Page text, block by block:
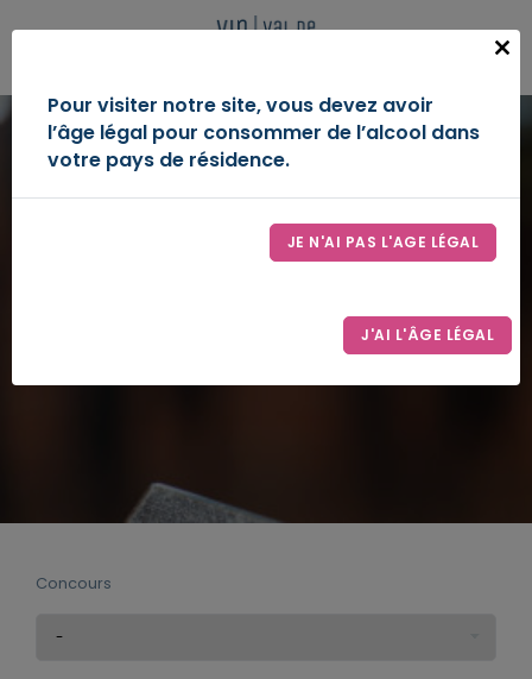
IGP VAL DE LOIRE
DÉCOUVREZ-NOUS
Les médaillés
Concours
Close
Pour visiter notre site, vous devez avoir
l’âge légal pour consommer de l’alcool dans
votre pays de résidence.
JE N'AI PAS L'AGE LÉGAL
J'AI L'ÂGE LÉGAL
Panneau de gestion des cookies